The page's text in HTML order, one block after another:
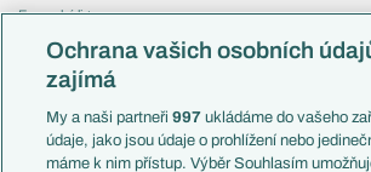
Evropská liga
Mistrovství světa
Liga národů
Témata
Představení týmů MS
Česko
Francie
Itálie
Německo
Ochrana vašich osobních
zajímá
My a naši partneři997 ukládáme do vašeho
údaje, jako jsou údaje o prohlížení nebo
máme k nim přístup. Výběr Souhlasím